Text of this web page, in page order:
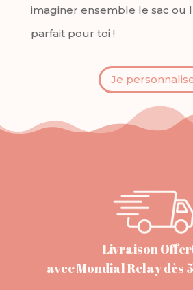
imaginer ensemble le sac ou
parfait pour toi !
Je
Livraison
avec Mondial Relay dès